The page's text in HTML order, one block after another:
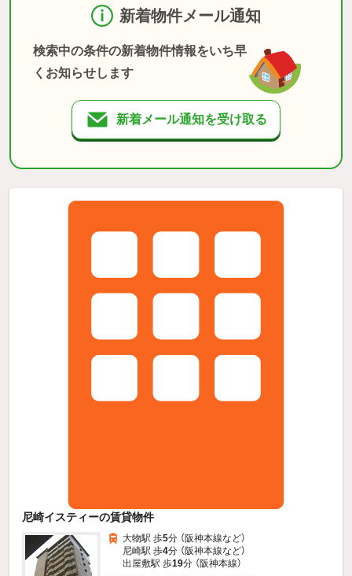
新着物件メール通知
検索中の条件の新着物件情報をいち早
くお知らせします
新着メール通知を受け取る
尼崎イスティーの賃貸物件
大物駅 歩5分 （阪神本線など）
尼崎駅 歩4分 （阪神本線など）
出屋敷駅 歩19分 （阪神本線）